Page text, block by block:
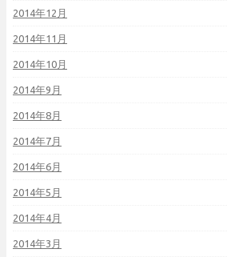
2014年12月
2014年11月
2014年10月
2014年9月
2014年8月
2014年7月
2014年6月
2014年5月
2014年4月
2014年3月